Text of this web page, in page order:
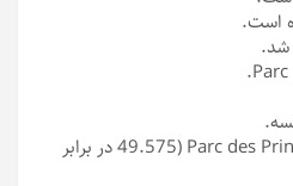
است.
بیشترین حضور در Parc des Princes (49.575 در برابر